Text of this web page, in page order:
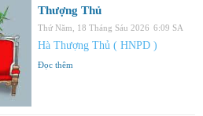
Thượng Thủ
Thứ Năm, 18 Tháng Sáu 2026 6:09 SA
Hà Thượng Thủ ( HNPD )
Đọc thêm